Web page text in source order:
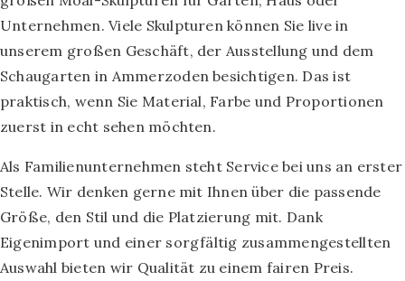
Unternehmen. Viele Skulpturen können Sie live in
unserem großen Geschäft, der Ausstellung und dem
Schaugarten in Ammerzoden besichtigen. Das ist
praktisch, wenn Sie Material, Farbe und Proportionen
zuerst in echt sehen möchten.
Als Familienunternehmen steht Service bei uns an erster
Stelle. Wir denken gerne mit Ihnen über die passende
Größe, den Stil und die Platzierung mit. Dank
Eigenimport und einer sorgfältig zusammengestellten
Auswahl bieten wir Qualität zu einem fairen Preis.